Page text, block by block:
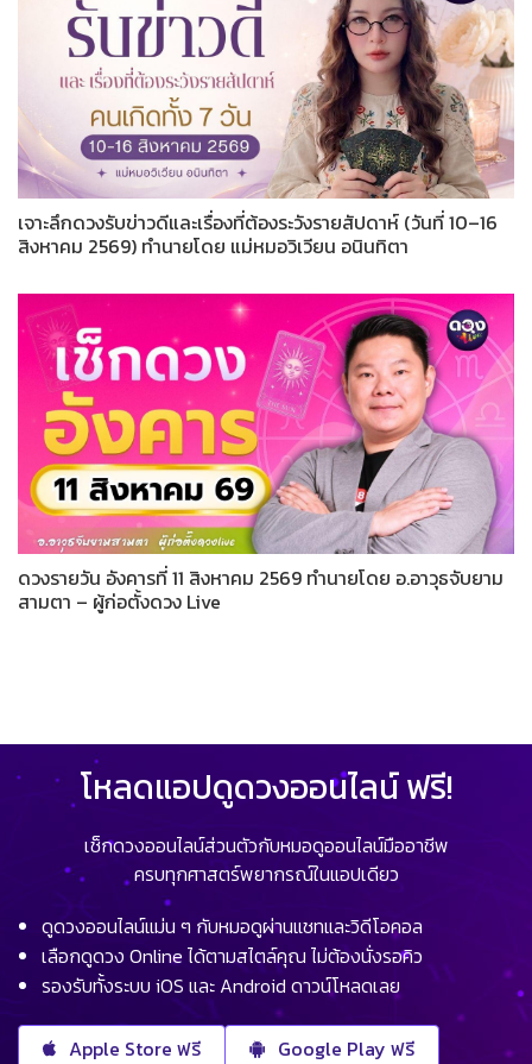
เจาะลึกดวงรับข่าวดีและเรื่องที่ต้องระวังรายสัปดาห์ (วันที่ 10–16
สิงหาคม 2569) ทำนายโดย แม่หมอวิเวียน อนินทิตา
ดวงรายวัน อังคารที่ 11 สิงหาคม 2569 ทำนายโดย อ.อาวุธจับยาม
สามตา – ผู้ก่อตั้งดวง Live
โหลดแอปดูดวงออนไลน์ ฟรี!
เช็กดวงออนไลน์ส่วนตัวกับหมอดูออนไลน์มืออาชีพ
ครบทุกศาสตร์พยากรณ์ในแอปเดียว
ดูดวงออนไลน์แม่น ๆ กับหมอดูผ่านแชทและวิดีโอคอล
เลือกดูดวง Online ได้ตามสไตล์คุณ ไม่ต้องนั่งรอคิว
รองรับทั้งระบบ iOS และ Android ดาวน์โหลดเลย
Apple Store ฟรี Google Play ฟรี